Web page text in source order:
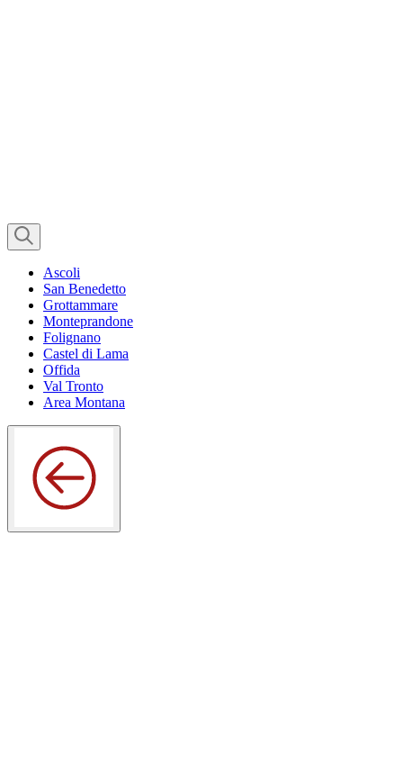
Ascoli
San Benedetto
Grottammare
Monteprandone
Folignano
Castel di Lama
Offida
Val Tronto
Area Montana